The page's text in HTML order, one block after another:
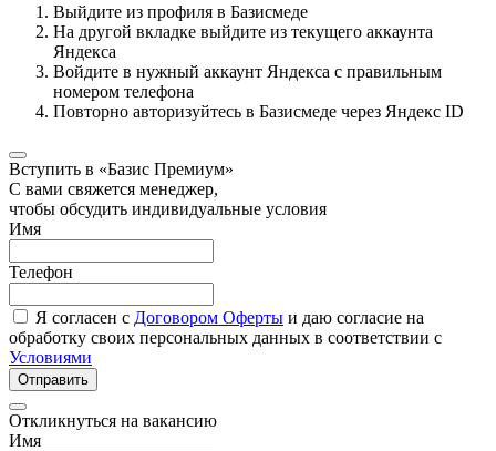
Выйдите из профиля в Базисмеде
На другой вкладке выйдите из текущего аккаунта
Яндекса
Войдите в нужный аккаунт Яндекса с правильным
номером телефона
Повторно авторизуйтесь в Базисмеде через Яндекс ID
Вступить в «Базис Премиум»
С вами свяжется менеджер,
чтобы обсудить индивидуальные условия
Имя
Телефон
Я согласен с Договором Оферты и даю согласие на
обработку своих персональных данных в соответствии с
Условиями
Отправить
Откликнуться на вакансию
Имя